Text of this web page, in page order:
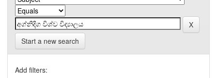
Start a new search
Add filters: